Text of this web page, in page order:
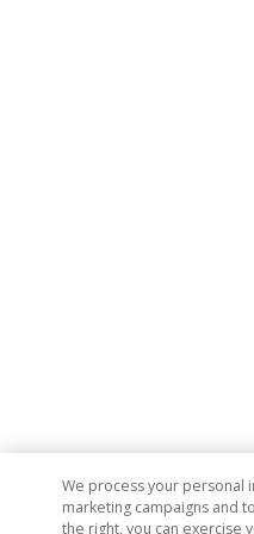
We process your personal
marketing campaigns and
the right, you can exercise